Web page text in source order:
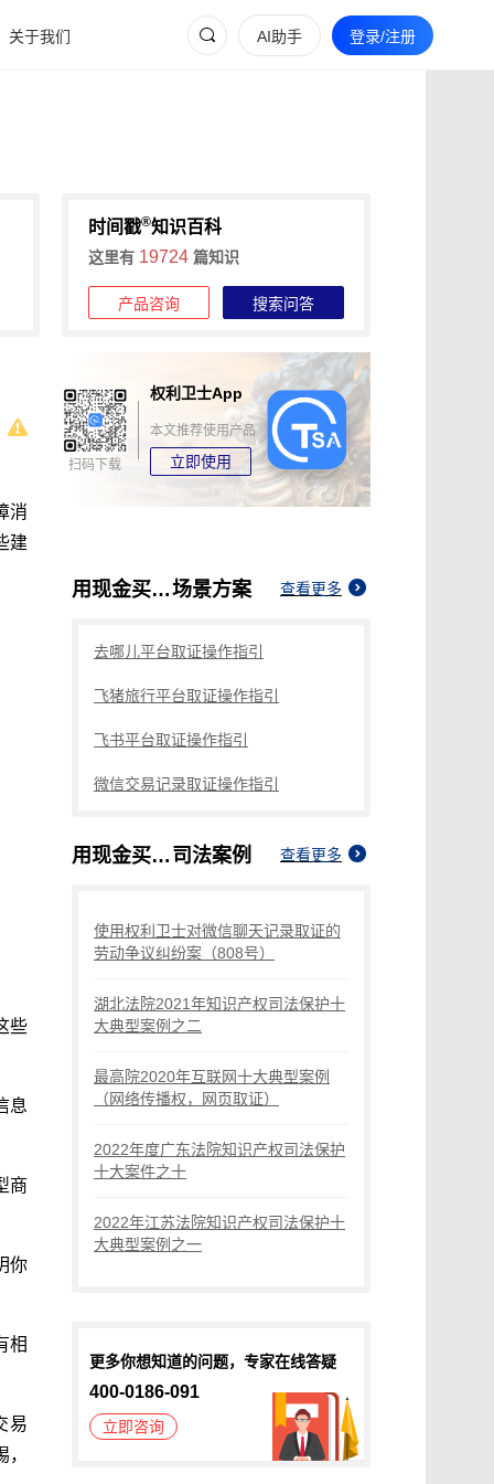
关于我们 AI助手 登录/注册
时间戳®知识百科
这里有 19724 篇知识
产品咨询 搜索问答
消
建
些
息
商
你
相
易
扫码下载
权利卫士App
本文推荐使用产品
立即使用
用现金买的线下购物卡如何取证场景方案 查看更多
去哪儿平台取证操作指引
飞猪旅行平台取证操作指引
飞书平台取证操作指引
微信交易记录取证操作指引
用现金买的线下购物卡如何取证 司法案例 查看更多
使用权利卫士对微信聊天记录取证的
劳动争议纠纷案（808号）
湖北法院2021年知识产权司法保护十
大典型案例之二
最高院2020年互联网十大典型案例
（网络传播权，网页取证）
2022年度广东法院知识产权司法保护
十大案件之十
2022年江苏法院知识产权司法保护十
大典型案例之一
更多你想知道的问题，专家在线答疑
400-0186-091
立即咨询